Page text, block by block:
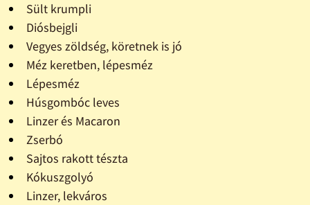
Sült krumpli
Diósbejgli
Vegyes zöldség, köretnek is jó
Méz keretben, lépesméz
Lépesméz
Húsgombóc leves
Linzer és Macaron
Zserbó
Sajtos rakott tészta
Kókuszgolyó
Linzer, lekváros